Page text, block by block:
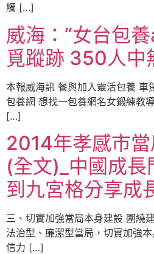
觸 […]
威海：“女台包
覓蹤跡 350人中
本報威海訊 餐與加入靈活包養 車
包養網 想找一包養網名女鍛練教
[…]
2014年孝感市
(全文)_中國成
到九宮格分享成
三、切實加強當局本身建設 圍繞
法治型、廉潔型當局，切實加強
信力 […]